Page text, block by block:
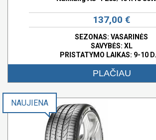
137,00 €
SEZONAS: VASARINĖS
SAVYBĖS: XL
PRISTATYMO LAIKAS: 9-10
PLAČIAU
NAUJIENA